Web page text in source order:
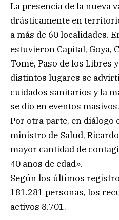
La presencia de la nueva
drásticamente en
a más de 60 localidades.
estuvieron Capital, Goya,
Tomé, Paso de los Libres
distintos lugares se
cuidados sanitarios y la
se dio en eventos masivos.
Por otra parte, en diálogo
ministro de Salud,
mayor cantidad de
40 años de edad».
Según los últimos
181.281 personas, los
activos 8.701.